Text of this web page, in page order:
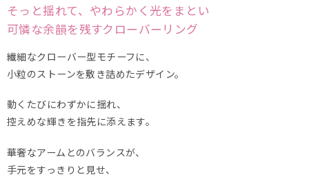
そっと揺れて、やわらかく光をまとい
可憐な余韻を残すクローバーリング
繊細なクローバー型モチーフに、
小粒のストーンを敷き詰めたデザイン。
動くたびにわずかに揺れ、
控えめな輝きを指先に添えます。
華奢なアームとのバランスが、
手元をすっきりと見せ、